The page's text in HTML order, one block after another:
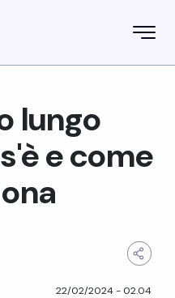
lungo
e come
22/02/2024- 02.04